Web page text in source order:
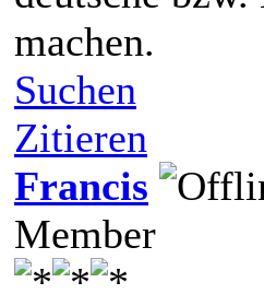
machen.
Suchen
Zitieren
Francis
Member